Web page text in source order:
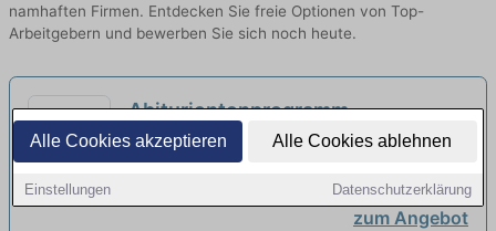
Alle Cookies akzeptieren Alle Cookies ablehnen
Einstellungen Datenschutzerklärung
namhaften Firmen. Entdecken Sie freie Optionen von Top-
Arbeitgebern und bewerben Sie sich noch heute.
Abiturientenprogramm
Bankkaufmann vertriebsorientiert
+ Bankfachwirt-SBW (m/w/d)
Ausbildungsstart 2026 neu
Deine Aufgaben | Stuttgart
zum Angebot